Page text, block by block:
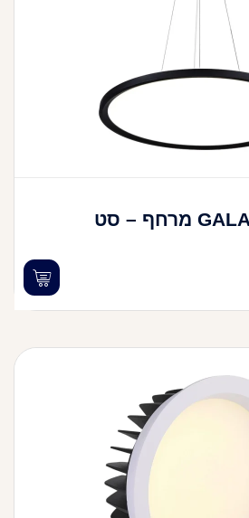
צמוד תקרה GALAXY מרחף – סט